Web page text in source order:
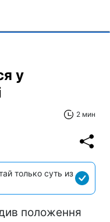
у
2 мин
только суть из
положення